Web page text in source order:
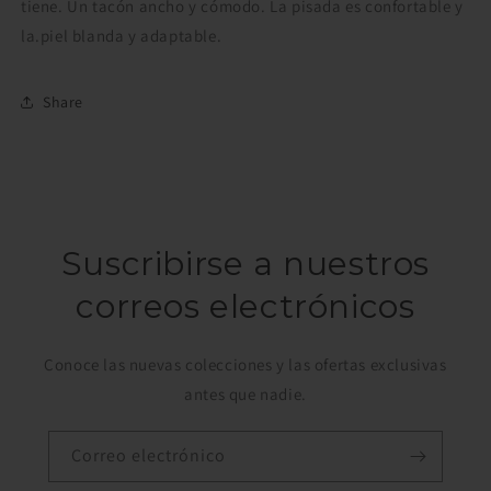
tiene. Un tacón ancho y cómodo. La pisada es confortable y
la.piel blanda y adaptable.
Share
Suscribirse a nuestros
correos electrónicos
Conoce las nuevas colecciones y las ofertas exclusivas
antes que nadie.
Correo electrónico